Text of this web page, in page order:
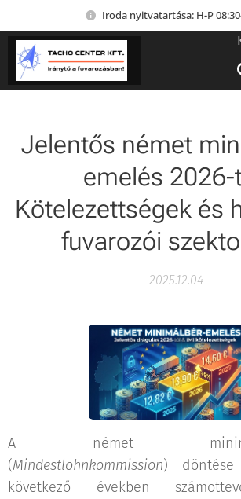
Iroda nyitvatartása: H-P
Jelentős német
emelés 2026-
Kötelezettségek és
fuvarozói
2025.12.04
A német
(Mindestlohnkommission)
következő években